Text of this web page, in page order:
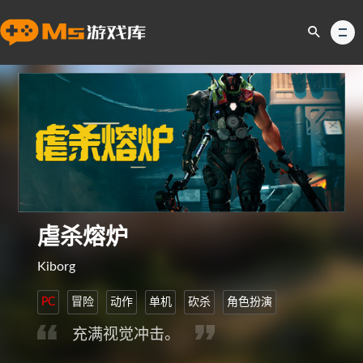
虐杀熔炉
Kiborg
PC 冒险 动作 单机 砍杀 角色扮演
充满视觉冲击。